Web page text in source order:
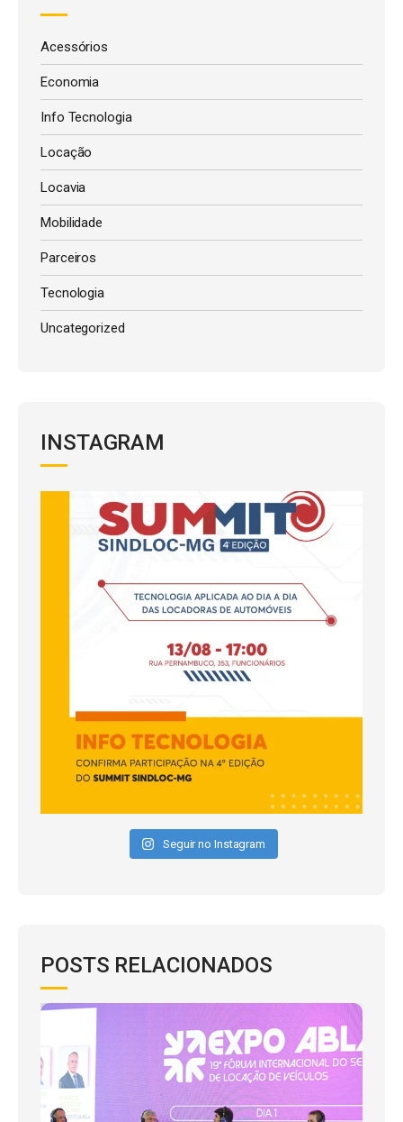
Acessórios
Economia
Info Tecnologia
Locação
Locavia
Mobilidade
Parceiros
Tecnologia
Uncategorized
INSTAGRAM
Seguir no Instagram
POSTS RELACIONADOS